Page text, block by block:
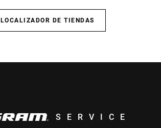
LOCALIZADOR DE TIENDAS
SERVICE